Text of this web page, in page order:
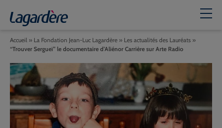
Accueil » La Fondation Jean-Luc Lagardère » Les actualités des Lauréats »
“Trouver Sergueï” le documentaire d’Aliénor Carrière sur Arte Radio